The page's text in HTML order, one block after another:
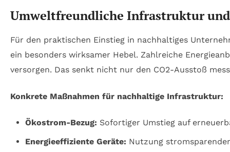
Umweltfreundliche Infrastruktur
Für den praktischen Einstieg in nachhaltiges
ein besonders wirksamer Hebel. Zahlreiche
versorgen. Das senkt nicht nur den CO2-Ausstoß
Konkrete Maßnahmen für nachhaltige Infrastruktur:
Ökostrom-Bezug: Sofortiger Umstieg auf
Energieeffiziente Geräte: Nutzung